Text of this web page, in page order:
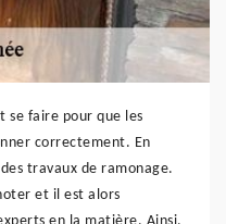
se faire pour que les
correctement. En
travaux de ramonage.
et il est alors